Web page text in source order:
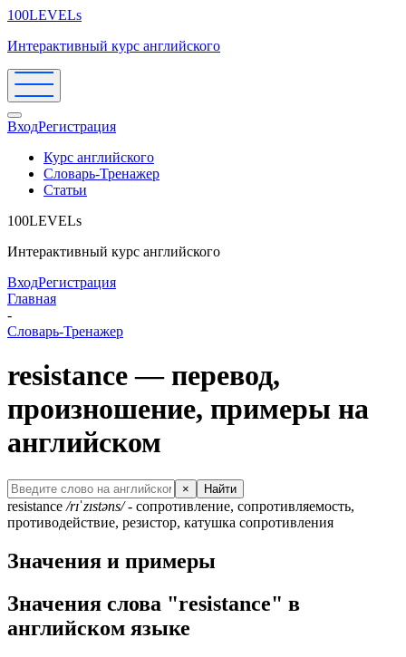
100LEVELs
Интерактивный курс английского
ВходРегистрация
Курс английского
Словарь-Тренажер
Статьи
100LEVELs
Интерактивный курс английского
ВходРегистрация
Главная
-
Словарь-Тренажер
resistance — перевод,
произношение, примеры на
английском
× Найти
resistance /rɪˈzɪstəns/- сопротивление, сопротивляемость,
противодействие, резистор, катушка сопротивления
Значения и примеры
Значения слова "resistance" в
английском языке